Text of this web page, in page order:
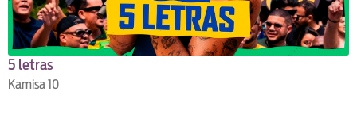
5 letras
Kamisa 10